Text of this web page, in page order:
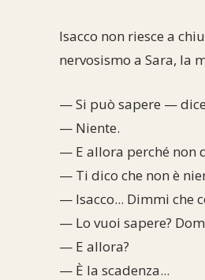
Isacco non riesce a
nervosismo a Sara, la
— Si può sapere —
— Niente.
— E allora perché non
— Ti dico che non è
— Isacco... Dimmi che
— Lo vuoi sapere?
— E allora?
— È la scadenza...